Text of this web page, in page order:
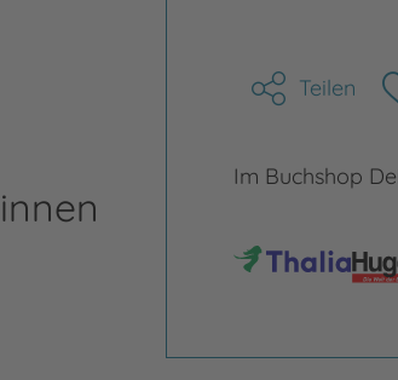
Teilen
Im Buchshop